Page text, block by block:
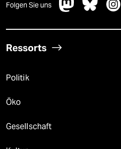
Folgen Sie uns
Ressorts
Politik
Öko
Gesellschaft